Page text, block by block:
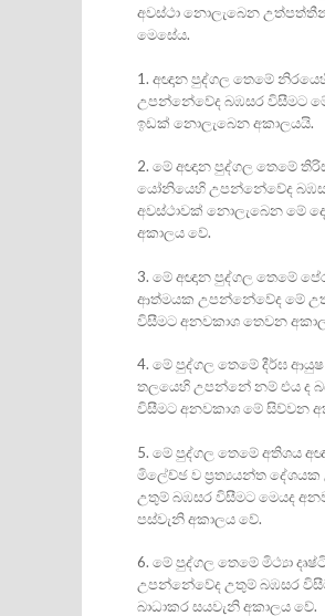
අවස්ථා නොලැබෙන
මෙසේය.
1. අඥාන පුද්ගල තෙමේ
උපන්නේවේද බඹසර විසීමට
ඉඩක් නොලැබෙන අකාලයයි.
2. මේ අඥාන පුද්ගල තෙමේ
යෝනියෙහි උපන්නේවේද
අවස්ථාවක් නොලැබෙන මේ
අකාලය වේ.
3. මේ අඥාන පුද්ගල තෙමේ
ආත්මයක උපන්නේවේද මේ
විසීමට අනවකාශ තෙවන
4. මේ පුද්ගල තෙමේ දීර්ඝ
තලයෙහි උපන්නේ නම් එය ද
විසීමට අනවකාශ මේ සිව්වන
5. මේ පුද්ගල තෙමේ අතිශය
මිලේච්ඡ ව ප‍්‍රත්‍යයන්ත
උතුම් බඹසර විසීමට මෙයද
පස්වැනි අකාලය වේ.
6. මේ පුද්ගල තෙමේ මිථ්‍යා
උපන්නේවේද උතුම් බඹසර
බාධාකර සයවැනි අකාලය වේ.